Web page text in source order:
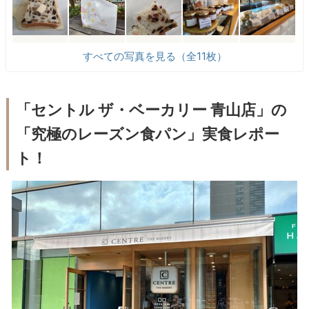
すべての写真を見る（全11枚）
「セントル ザ・ベーカリー 青山店」の
「究極のレーズン食パン」実食レポー
ト！